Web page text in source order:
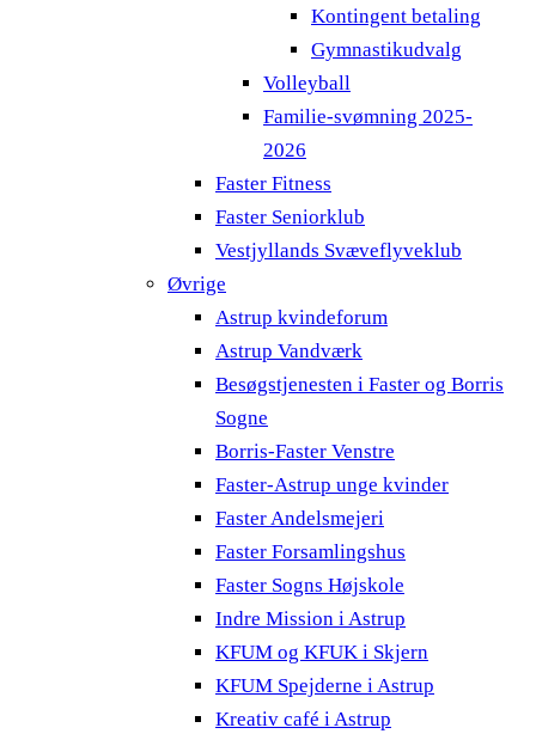
Kontingent betaling
Gymnastikudvalg
Volleyball
Familie-svømning 2025-
2026
Faster Fitness
Faster Seniorklub
Vestjyllands Svæveflyveklub
Øvrige
Astrup kvindeforum
Astrup Vandværk
Besøgstjenesten i Faster og Borris
Sogne
Borris-Faster Venstre
Faster-Astrup unge kvinder
Faster Andelsmejeri
Faster Forsamlingshus
Faster Sogns Højskole
Indre Mission i Astrup
KFUM og KFUK i Skjern
KFUM Spejderne i Astrup
Kreativ café i Astrup